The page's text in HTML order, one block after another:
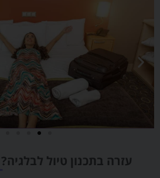
מציאת מלון
עזרה בתכנון טיול לבלגיה?